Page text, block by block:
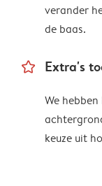
verander
de baas.
star_outline Extra's
We
keuze uit